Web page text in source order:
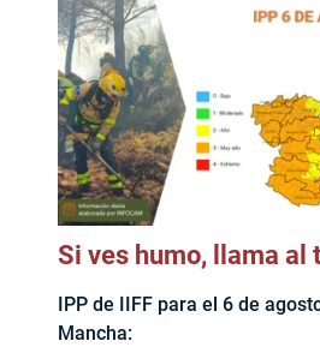
Si ves humo, llama al
IPP de IIFF para el 6 de
Mancha: